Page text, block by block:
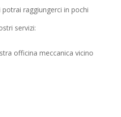
raggiungerci in pochi
servizi:
officina meccanica vicino